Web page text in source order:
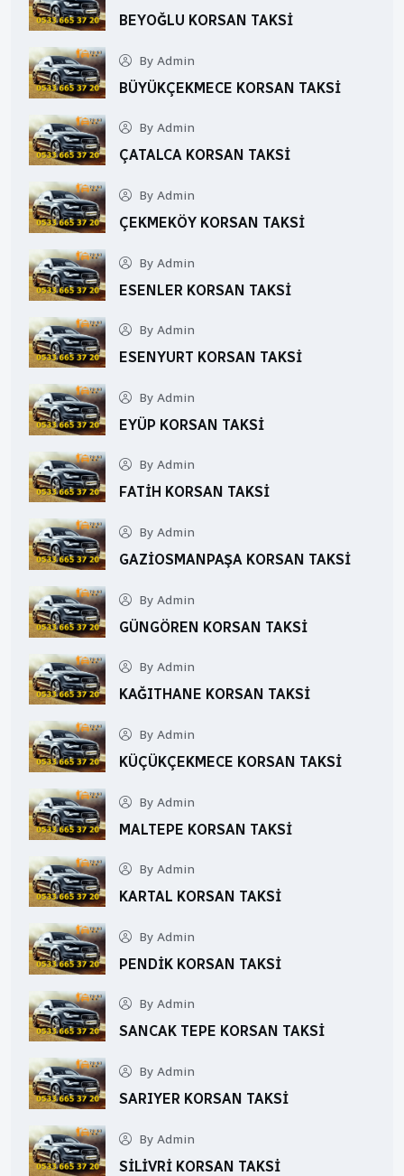
BEYOĞLU KORSAN TAKSI
By Admin
BÜYÜKÇEKMECE KORSAN TAKSI
By Admin
ÇATALCA KORSAN TAKSI
By Admin
ÇEKMEKÖY KORSAN TAKSI
By Admin
ESENLER KORSAN TAKSI
By Admin
ESENYURT KORSAN TAKSI
By Admin
EYÜP KORSAN TAKSI
By Admin
FATIH KORSAN TAKSI
By Admin
GAZIOSMANPAŞA KORSAN TAKSI
By Admin
GÜNGÖREN KORSAN TAKSI
By Admin
KAĞITHANE KORSAN TAKSI
By Admin
KÜÇÜKÇEKMECE KORSAN TAKSI
By Admin
MALTEPE KORSAN TAKSI
By Admin
KARTAL KORSAN TAKSI
By Admin
PENDIK KORSAN TAKSI
By Admin
SANCAK TEPE KORSAN TAKSI
By Admin
SARIYER KORSAN TAKSI
By Admin
SILIVRI KORSAN TAKSI